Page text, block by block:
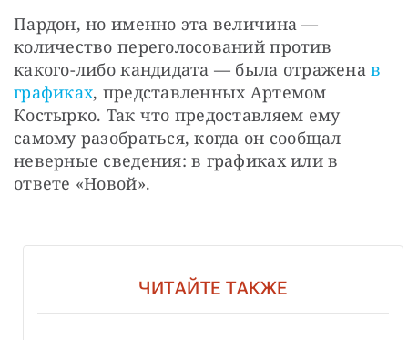
Пардон, но именно эта величина —
количество переголосований против
какого-либо кандидата — была отражена в
графиках, представленных Артемом
Костырко. Так что предоставляем ему
самому разобраться, когда он сообщал
неверные сведения: в графиках или в
ответе «Новой».
ЧИТАЙТЕ ТАКЖЕ